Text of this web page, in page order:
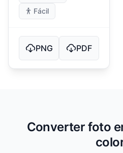
Fácil
PNG PDF
Converter foto